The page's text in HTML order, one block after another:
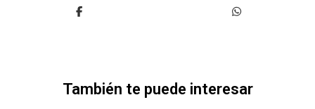
También te puede interesar